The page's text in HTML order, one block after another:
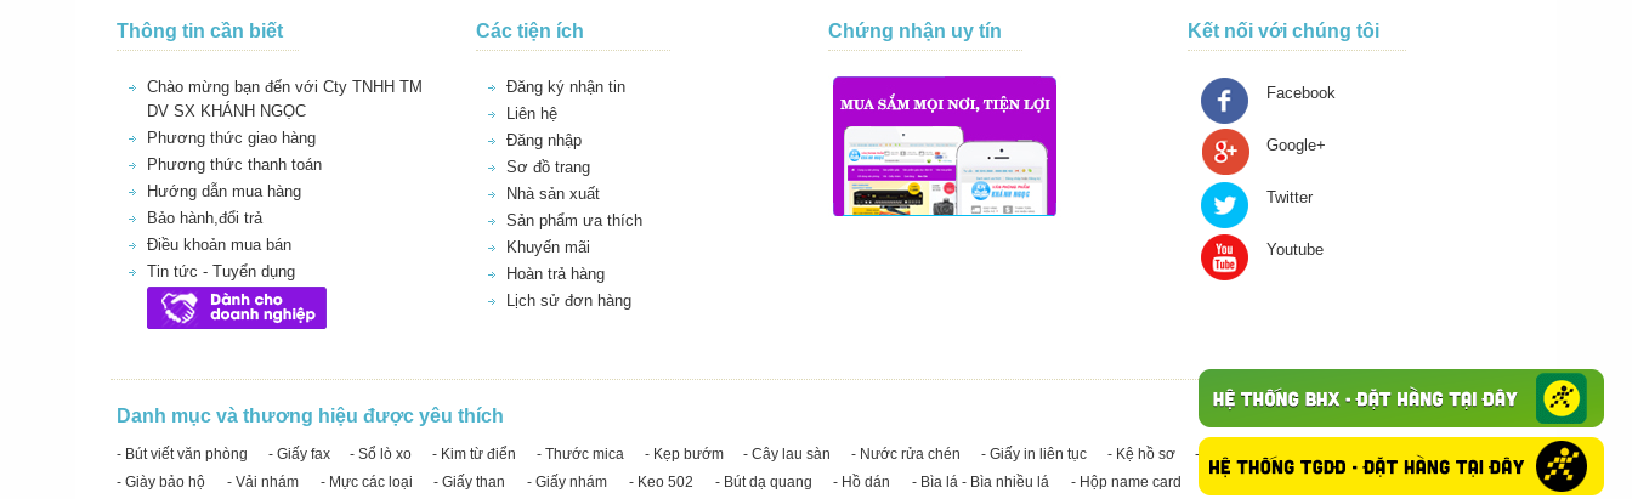
Thông tin cần biết
Chào mừng bạn đến với Cty TNHH TM
DV SX KHÁNH NGỌC
Phương thức giao hàng
Phương thức thanh toán
Hướng dẫn mua hàng
Bảo hành,đổi trả
Điều khoản mua bán
Tin tức - Tuyển dụng
Các tiện ích
Đăng ký nhận tin
Liên hệ
Đăng nhập
Sơ đồ trang
Nhà sản xuất
Sản phẩm ưa thích
Khuyến mãi
Hoàn trả hàng
Lịch sử đơn hàng
Chứng nhận uy tín Kết nối với chúng tôi
Facebook
Google+
Twitter
Youtube
Danh mục và thương hiệu được yêu thích
- Bút viết văn phòng - Giấy fax - Sổ lò xo - Kim từ điển - Thước mica - Kẹp bướm - Cây lau sàn - Nước rửa chén - Giấy in liên tục - Kệ hồ sơ - Giấy in A4
- Băng keo trong - Băng keo đục
- Giày bảo hộ
- Vải nhám - Mực các loại - Giấy than - Giấy nhám - Keo 502 - Bút dạ quang - Hồ dán - Bìa lá - Bìa nhiều lá - Hộp name card - Giấy in A3 - Giấy vệ sinh - Keo Silicone